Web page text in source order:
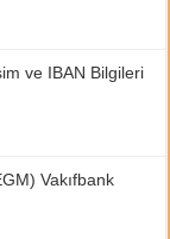
ve IBAN Bilgileri
Vakıfbank